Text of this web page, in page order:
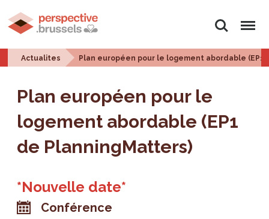
Rechercher
Menu
Actualites Plan européen pour le logement abordable (EP1
Plan européen pour le
logement abordable (EP1
de PlanningMatters)
*Nouvelle date*
Conférence